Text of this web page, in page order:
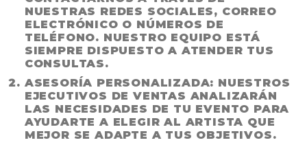
NUESTRAS REDES SOCIALES, CORREO
ELECTRÓNICO O NÚMEROS DE
TELÉFONO. NUESTRO EQUIPO ESTÁ
SIEMPRE DISPUESTO A ATENDER TUS
CONSULTAS.
ASESORÍA PERSONALIZADA: NUESTROS
EJECUTIVOS DE VENTAS ANALIZARÁN
LAS NECESIDADES DE TU EVENTO PARA
AYUDARTE A ELEGIR AL ARTISTA QUE
MEJOR SE ADAPTE A TUS OBJETIVOS.